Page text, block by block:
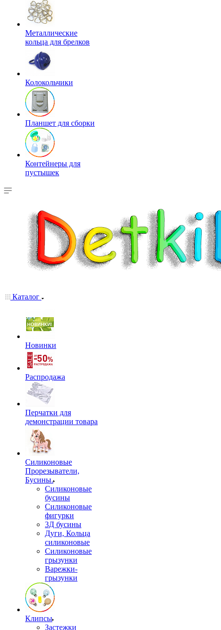
Металлические
кольца для брелков
Колокольчики
Планшет для сборки
Контейнеры для
пустышек
Каталог
Новинки
Распродажа
Перчатки для
демонстрации товара
Силиконовые
Прорезыватели,
Бусины.
Силиконовые
бусины
Силиконовые
фигурки
3Д бусины
Дуги, Кольца
силиконовые
Силиконовые
грызунки
Варежки-
грызунки
Клипсы
Застежки